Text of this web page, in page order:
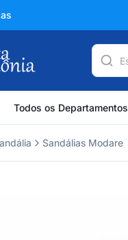
Todos os Departamentos
Sandálias Modare